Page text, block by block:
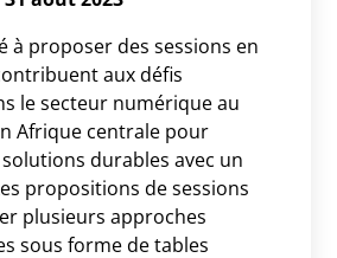
à proposer des sessions en
aux défis
le secteur numérique au
Afrique centrale pour
durables avec un
propositions de sessions
plusieurs approches
sous forme de tables